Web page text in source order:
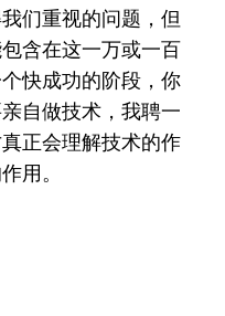
们重视的问题，但
含在这一万或一百
快成功的阶段，你
自做技术，我聘一
正会理解技术的作
用。